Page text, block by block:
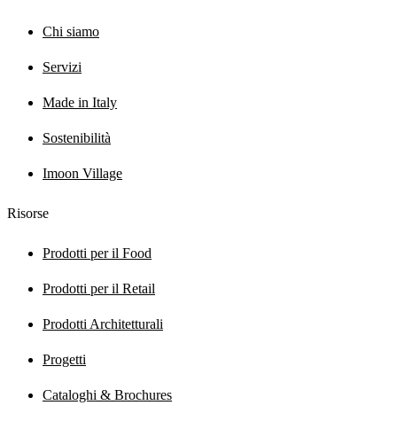
Chi siamo
Servizi
Made in Italy
Sostenibilità
Imoon Village
Risorse
Prodotti per il Food
Prodotti per il Retail
Prodotti Architetturali
Progetti
Cataloghi & Brochures